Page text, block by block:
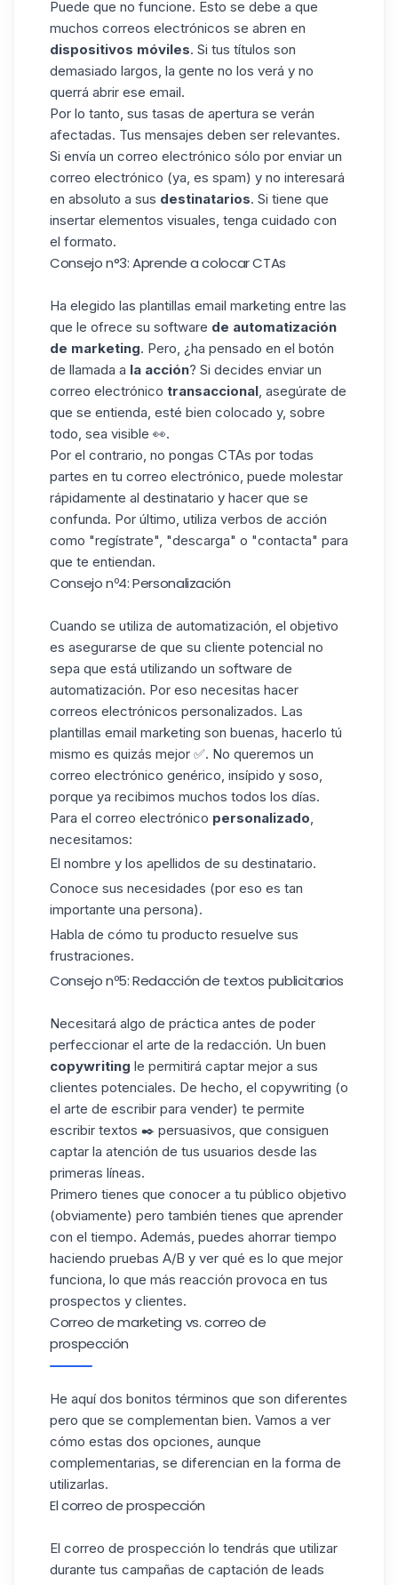
Puede que no funcione. Esto se debe a que
muchos correos electrónicos se abren en
dispositivos móviles. Si tus títulos son
demasiado largos, la gente no los verá y no
querrá abrir ese email.
Por lo tanto, sus tasas de apertura se verán
afectadas. Tus mensajes deben ser relevantes.
Si envía un correo electrónico sólo por enviar un
correo electrónico (ya, es spam) y no interesará
en absoluto a sus destinatarios. Si tiene que
insertar elementos visuales, tenga cuidado con
el formato.
Consejo n°3: Aprende a colocar CTAs
Ha elegido las plantillas email marketing entre las
que le ofrece su software de automatización
de marketing. Pero, ¿ha pensado en el botón
de llamada a la acción? Si decides enviar un
correo electrónico transaccional , asegúrate de
que se entienda, esté bien colocado y, sobre
todo, sea visible 👀.
Por el contrario, no pongas CTAs por todas
partes en tu correo electrónico, puede molestar
rápidamente al destinatario y hacer que se
confunda. Por último, utiliza verbos de acción
como "regístrate", "descarga" o "contacta" para
que te entiendan.
Consejo nº4: Personalización
Cuando se utiliza de automatización, el objetivo
es asegurarse de que su cliente potencial no
sepa que está utilizando un software de
automatización. Por eso necesitas hacer
correos electrónicos personalizados. Las
plantillas email marketing son buenas, hacerlo tú
mismo es quizás mejor ✅. No queremos un
correo electrónico genérico, insípido y soso,
porque ya recibimos muchos todos los días.
Para el correo electrónico personalizado
necesitamos:
El nombre y los apellidos de su destinatario.
Conoce sus necesidades (por eso es tan
importante una persona).
Habla de cómo tu producto resuelve sus
frustraciones.
Consejo nº5: Redacción de textos publicitarios
Necesitará algo de práctica antes de poder
perfeccionar el arte de la redacción. Un buen
copywriting le permitirá captar mejor a sus
clientes potenciales. De hecho, el copywriting (o
el arte de escribir para vender) te permite
escribir textos ✒️ persuasivos, que consiguen
captar la atención de tus usuarios desde las
primeras líneas.
Primero tienes que conocer a tu público objetivo
(obviamente) pero también tienes que aprender
con el tiempo. Además, puedes ahorrar tiempo
haciendo pruebas A/B y ver qué es lo que mejor
funciona, lo que más reacción provoca en tus
prospectos y clientes.
Correo de marketing vs. correo de
prospección
He aquí dos bonitos términos que son diferentes
pero que se complementan bien. Vamos a ver
cómo estas dos opciones, aunque
complementarias, se diferencian en la forma de
utilizarlas.
El correo de prospección
El correo de prospección lo tendrás que utilizar
durante tus campañas de captación de leads